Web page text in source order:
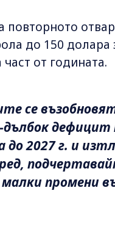
повторното
до 150 долара
от годината.
се
дълбок
до 2027 г. и
промени